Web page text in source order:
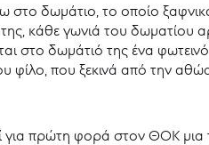
στο δωμάτιο, το οποίο
κάθε γωνιά του δωματίου
στο δωμάτιό της ένα
φίλο, που ξεκινά από την
για πρώτη φορά στον ΘΟΚ